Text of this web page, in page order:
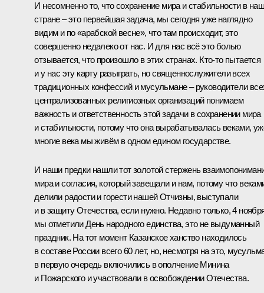
И несомненно то, что сохранение мира и стабильности в
стране – это первейшая задача, мы сегодня уже наглядно
видим и по «арабской весне», что там происходит, это
совершенно недалеко от нас. И для нас всё это болью
отзывается, что произошло в этих странах. Кто‑то пытается
и у нас эту карту разыграть, но священнослужители всех
традиционных конфессий и мусульмане – руководители
централизованных религиозных организаций понимаем
важность и ответственность этой задачи в сохранении мира
и стабильности, потому что она вырабатывалась веками,
многие века мы живём в одном едином государстве.
И наши предки нашли тот золотой стержень
мира и согласия, который завещали и нам, потому что
делили радости и горести нашей Отчизны, выступали
и в защиту Отечества, если нужно. Недавно только, 4
мы отметили День народного единства, это не выдуманный
праздник. На тот момент Казанское ханство находилось
в составе России всего 60 лет, но, несмотря на это,
в первую очередь включились в ополчение Минина
и Пожарского и участвовали в освобождении Отечества.